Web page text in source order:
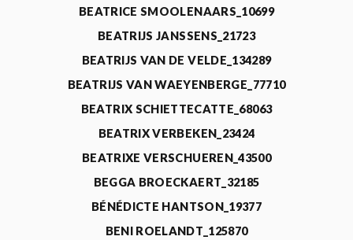
BEATRICE SMOOLENAARS_10699
BEATRIJS JANSSENS_21723
BEATRIJS VAN DE VELDE_134289
BEATRIJS VAN WAEYENBERGE_77710
BEATRIX SCHIETTECATTE_68063
BEATRIX VERBEKEN_23424
BEATRIXE VERSCHUEREN_43500
BEGGA BROECKAERT_32185
BÉNÉDICTE HANTSON_19377
BENI ROELANDT_125870